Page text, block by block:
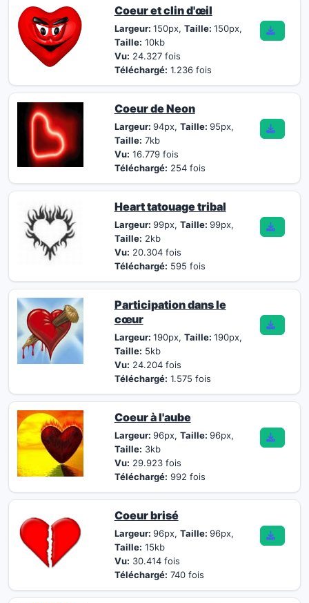
Coeur et clin d'œil
Largeur: 150px, Taille: 150px,
Taille: 10kb
Vu: 24.327 fois
Téléchargé: 1.236 fois
Coeur de Neon
Largeur: 94px, Taille: 95px,
Taille: 7kb
Vu: 16.779 fois
Téléchargé: 254 fois
Heart tatouage tribal
Largeur: 99px, Taille: 99px,
Taille: 2kb
Vu: 20.304 fois
Téléchargé: 595 fois
Participation dans le
cœur
Largeur: 190px, Taille: 190px,
Taille: 5kb
Vu: 24.204 fois
Téléchargé: 1.575 fois
Coeur à l'aube
Largeur: 96px, Taille: 96px,
Taille: 3kb
Vu: 29.923 fois
Téléchargé: 992 fois
Coeur brisé
Largeur: 96px, Taille: 96px,
Taille: 15kb
Vu: 30.414 fois
Téléchargé: 740 fois